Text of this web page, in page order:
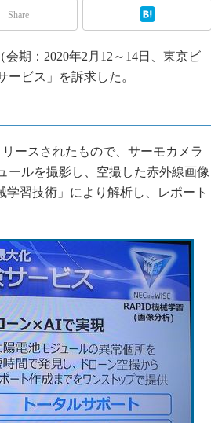
Share
期：2020年2月12～14日、東京ビ
ビス」を訴求した。
ースされたもので、サーモカメラ
ールを撮影し、空撮した赤外線画像
学習技術」により解析し、レポート